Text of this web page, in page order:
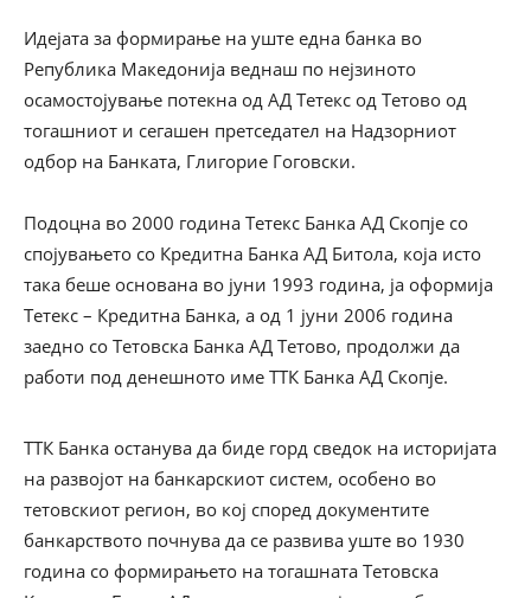
Идејата за формирање на уште една банка во
Република Македонија веднаш по нејзиното
осамостојување потекна од АД Тетекс од Тетово од
тогашниот и сегашен претседател на Надзорниот
одбор на Банката, Глигорие Гоговски.
Подоцна во 2000 година Тетекс Банка АД Скопје со
спојувањето со Кредитна Банка АД Битола, која исто
така беше основана во јуни 1993 година, ја оформија
Тетекс – Кредитна Банка, а од 1 јуни 2006 година
заедно со Тетовска Банка АД Тетово, продолжи да
работи под денешното име ТТК Банка АД Скопје.
ТТК Банка останува да биде горд сведок на историјата
на развојот на банкарскиот систем, особено во
тетовскиот регион, во кој според документите
банкарството почнува да се развива уште во 1930
година со формирањето на тогашната Тетовска